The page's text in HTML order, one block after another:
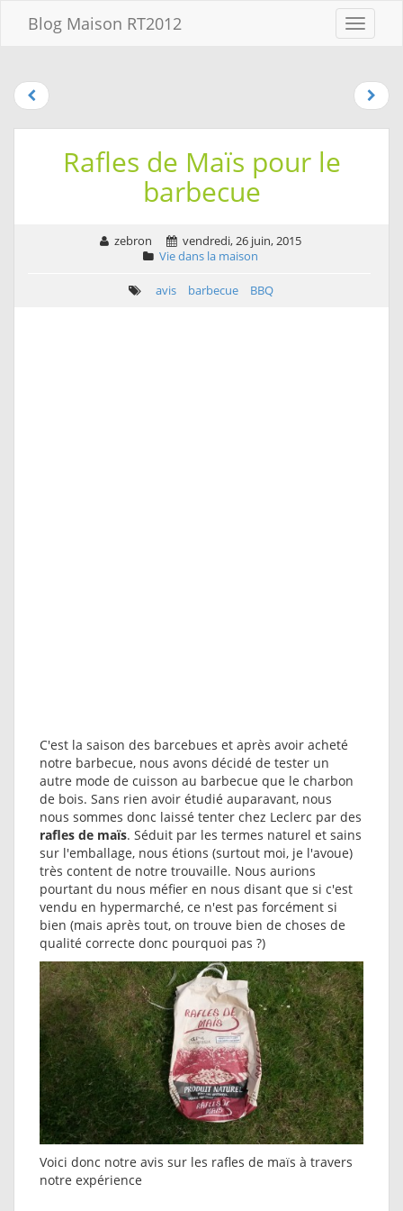
Menu
Blog Maison RT2012
contenu
menu
Aller à la
Rafles de Maïs pour le
barbecue
zebron
vendredi, 26 juin, 2015
Vie dans la maison
avis barbecue BBQ
C'est la saison des barcebues et après avoir acheté
notre barbecue, nous avons décidé de tester un
autre mode de cuisson au barbecue que le charbon
de bois. Sans rien avoir étudié auparavant, nous
nous sommes donc laissé tenter chez Leclerc par des
rafles de maïs. Séduit par les termes naturel et sains
sur l'emballage, nous étions (surtout moi, je l'avoue)
très content de notre trouvaille. Nous aurions
pourtant du nous méfier en nous disant que si c'est
vendu en hypermarché, ce n'est pas forcément si
bien (mais après tout, on trouve bien de choses de
qualité correcte donc pourquoi pas ?)
Voici donc notre avis sur les rafles de maïs à travers
notre expérience